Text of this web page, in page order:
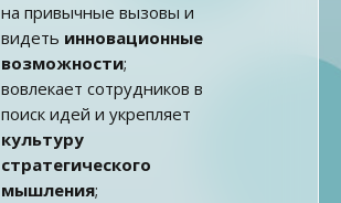
на привычные вызовы и
видеть инновационные
возможности;
вовлекает сотрудников в
поиск идей и укрепляет
культуру
стратегического
мышления;